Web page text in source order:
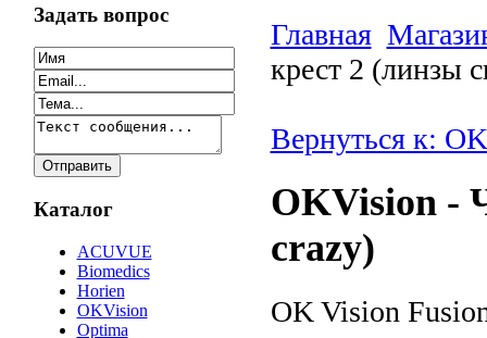
Задать вопрос
Каталог
ACUVUE
Biomedics
Horien
OKVision
Optima
Главная
крест 2 (линзы
Вернуться к:
OKVision -
crazy)
OK Vision